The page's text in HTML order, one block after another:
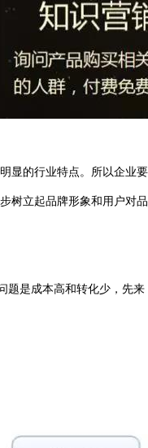
显的行业特点。所以企业要
树立起品牌形象和用户对品
是成本高和转化少，先来